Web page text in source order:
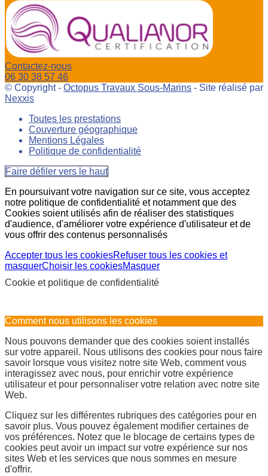
Contactez-nous
06 30 38 57 46
© Copyright - Octopus Travaux Sous-Marins - Site réalisé par
Nexxis
Toutes les prestations
Couverture géographique
Mentions Légales
Politique de confidentialité
Faire défiler vers le haut
En poursuivant votre navigation sur ce site, vous acceptez
notre politique de confidentialité et notamment que des
Cookies soient utilisés afin de réaliser des statistiques
d'audience, d'améliorer votre expérience d'utilisateur et de
vous offrir des contenus personnalisés
Accepter tous les cookiesRefuser tous les cookies et
masquerChoisir les cookiesMasquer
Cookie et politique de confidentialité
Comment nous utilisons les cookies
Nous pouvons demander que des cookies soient installés
sur votre appareil. Nous utilisons des cookies pour nous faire
savoir lorsque vous visitez notre site Web, comment vous
interagissez avec nous, pour enrichir votre expérience
utilisateur et pour personnaliser votre relation avec notre site
Web.
Cliquez sur les différentes rubriques des catégories pour en
savoir plus. Vous pouvez également modifier certaines de
vos préférences. Notez que le blocage de certains types de
cookies peut avoir un impact sur votre expérience sur nos
sites Web et les services que nous sommes en mesure
d'offrir.